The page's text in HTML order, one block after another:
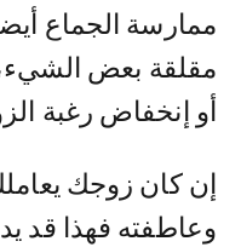
ممارسة الجماع
مقلقة بعض الشيء،
أو إنخفاض رغبة
إن كان زوجك
وعاطفته فهذا قد